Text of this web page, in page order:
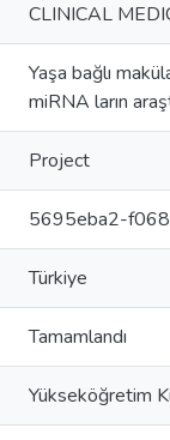
CLINICAL
Yaşa bağlı
miRNA ların
Project
5695eba2-
Türkiye
Tamamlandı
Yükseköğretim